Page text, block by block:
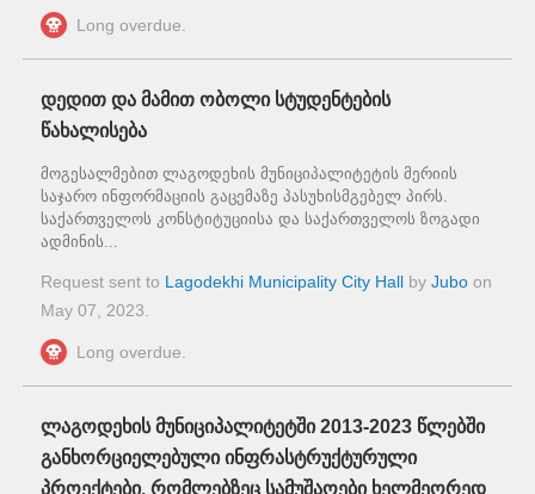
Long overdue.
დედით და მამით ობოლი სტუდენტების
წახალისება
მოგესალმებით ლაგოდეხის მუნიციპალიტეტის მერიის
საჯარო ინფორმაციის გაცემაზე პასუხისმგებელ პირს.
საქართველოს კონსტიტუციისა და საქართველოს ზოგადი
ადმინის...
Request sent to Lagodekhi Municipality City Hall by Jubo on
May 07, 2023
Long overdue.
ლაგოდეხის მუნიციპალიტეტში 2013-2023 წლებში
განხორციელებული ინფრასტრუქტურული
პროექტები, რომლებზეც სამუშაოები ხელმეორედ